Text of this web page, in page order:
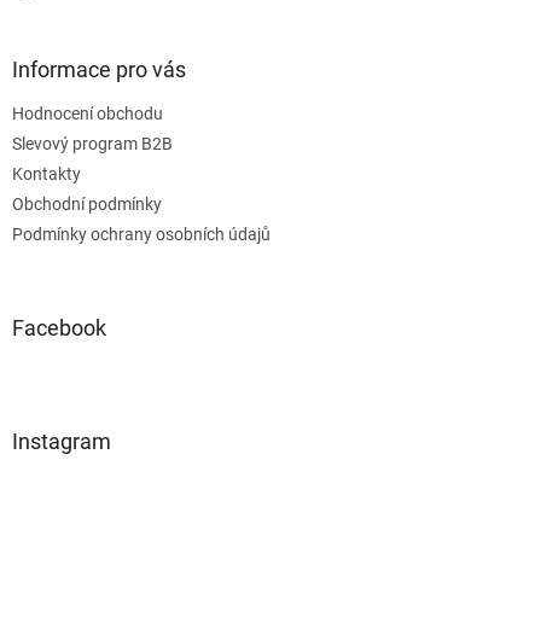
Informace pro vás
Hodnocení obchodu
Slevový program B2B
Kontakty
Obchodní podmínky
Podmínky ochrany osobních údajů
Facebook
Instagram